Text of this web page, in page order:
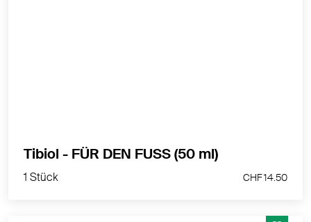
1 Stück
Tibiol - FÜR DEN FUSS (50 ml)
1 Stück CHF 14.50